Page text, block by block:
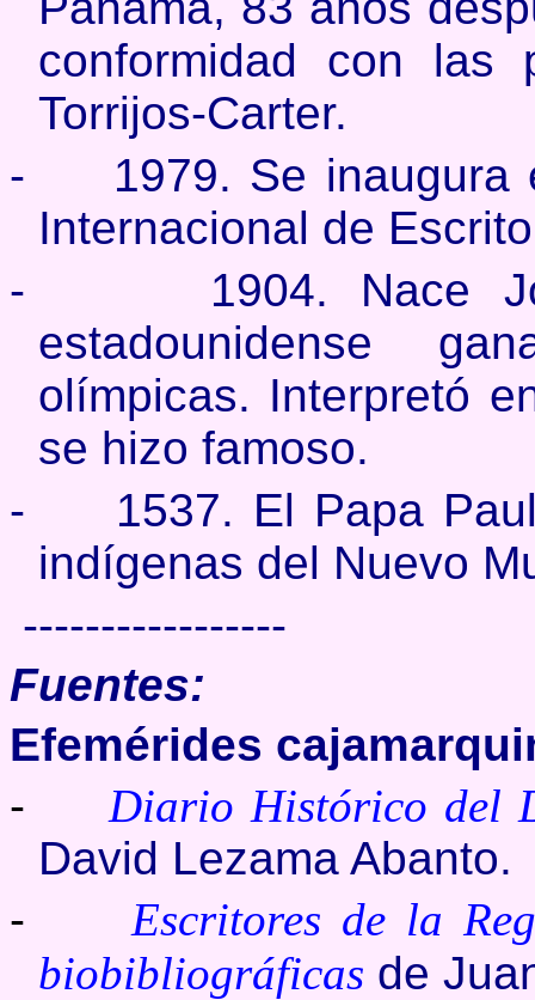
conformidad con las
Torrijos-Carter.
-
1979. Se
Internacional de
-
1904. Nace
estadounidense
olímpicas. Interpretó
se hizo famoso.
-
1537. El Papa
indígenas del Nuevo
-----------------
Fuentes:
Efemérides
-
Diario Histórico del
David Lezama Abanto.
-
Escritores de la
biobibliográficas de